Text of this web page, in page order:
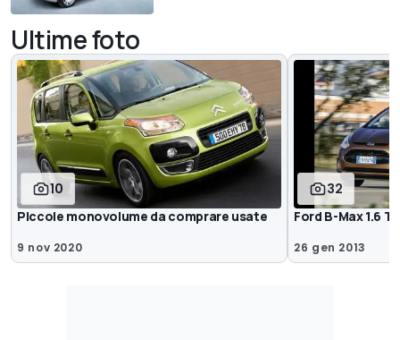
Ultime foto
10
Piccole monovolume da comprare usate
9 nov 2020
32
Ford B-Max 1.6
26 gen 2013